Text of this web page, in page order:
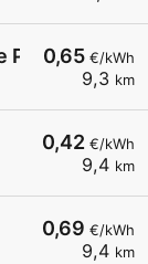
0,65 €/kWh
9,3 km
P2,
0,42 €/kWh
9,4 km
0,69 €/kWh
9,4 km